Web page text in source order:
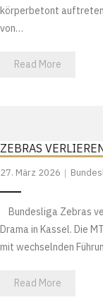
körperbetont
von…
Read More
ZEBRAS
27. März 2026
Bundesliga Zebras
Drama in Kassel. Die
mit wechselnden
Read More